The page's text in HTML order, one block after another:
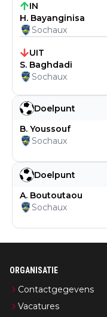
Doelpunt
A. Boutoutaou
Sochaux
Doelpunt
B. Youssouf
Sochaux
IN
H. Bayanginisa
Sochaux
UIT
S. Baghdadi
Sochaux
ORGANISATIE
Contactgegevens
Vacatures